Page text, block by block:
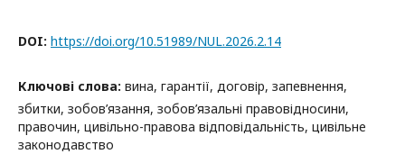
DOI: https://doi.org/10.51989/NUL.2026.2.14
Ключові слова: вина, гарантії, договір, запевнення,
збитки, зобов’язання, зобов’язальні правовідносини,
правочин, цивільно-правова відповідальність, цивільне
законодавство